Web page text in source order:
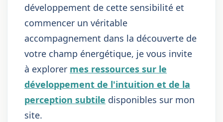
développement de cette sensibilité et
commencer un véritable
accompagnement dans la découverte de
votre champ énergétique, je vous invite
à explorer mes ressources sur le
développement de l'intuition et de la
perception subtile disponibles sur mon
site.